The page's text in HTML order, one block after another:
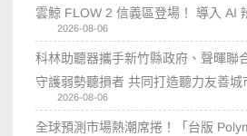
雲鯨 FLOW 2 信義區登場！ 導入 AI
2026-08-06
科林助聽器攜手新竹縣政府、聲暉聯
守護弱勢聽損者 共同打造聽力友善城
2026-08-06
全球預測市場熱潮席捲！「台版